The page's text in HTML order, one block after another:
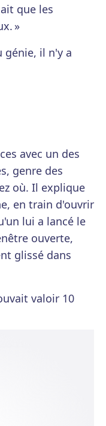
que les
»
génie, il n'y a
avec un des
genre des
où. Il explique
en train d'ouvrir
lui a lancé le
ouverte,
glissé dans
valoir 10